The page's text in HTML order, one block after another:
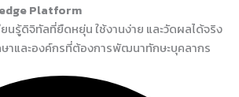
Platform
นรู้ดิจิทัลที่ยืดหยุ่น ใช้งานง่าย และวัดผลได้จริง
าและองค์กรที่ต้องการพัฒนาทักษะบุคลากร